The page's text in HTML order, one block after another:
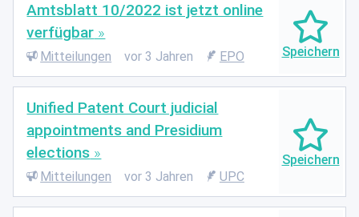
Amtsblatt 10/2022 ist jetzt online
verfügbar
Mitteilungen vor 3 Jahren EPO
Unified Patent Court judicial
appointments and Presidium
elections
Mitteilungen vor 3 Jahren UPC